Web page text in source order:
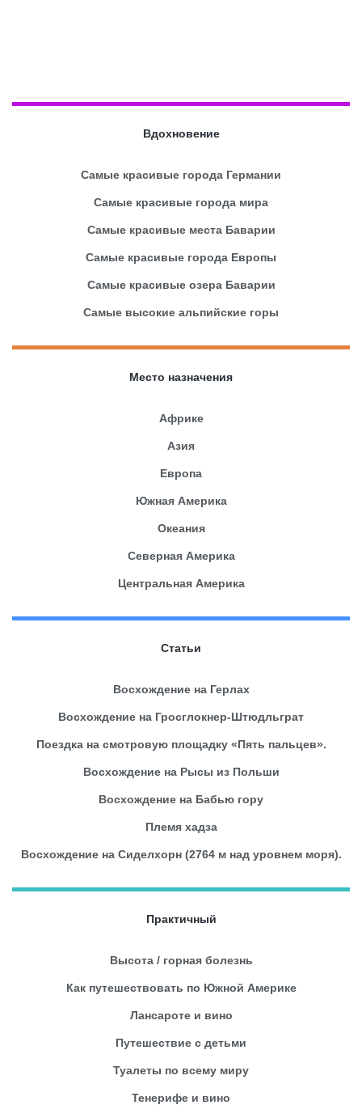
Вдохновение
Самые красивые города Германии
Самые красивые города мира
Самые красивые места Баварии
Самые красивые города Европы
Самые красивые озера Баварии
Самые высокие альпийские горы
Место назначения
Африке
Азия
Европа
Южная Америка
Океания
Северная Америка
Центральная Америка
Статьи
Восхождение на Герлах
Восхождение на Гросглокнер-Штюдльграт
Поездка на смотровую площадку «Пять пальцев».
Восхождение на Рысы из Польши
Восхождение на Бабью гору
Племя хадза
Восхождение на Сиделхорн (2764 м над уровнем моря).
Практичный
Высота / горная болезнь
Как путешествовать по Южной Америке
Лансароте и вино
Путешествие с детьми
Туалеты по всему миру
Тенерифе и вино